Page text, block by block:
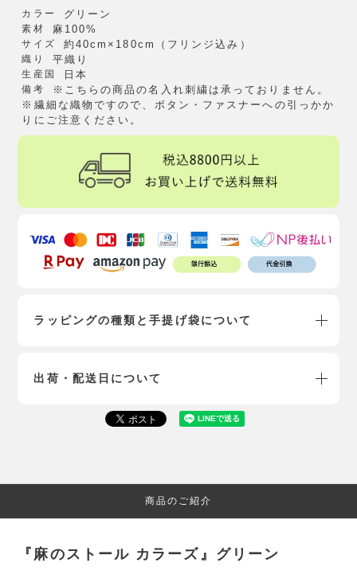
カラー グリーン
素材 麻100%
サイズ 約40cm×180cm（フリンジ込み）
織り 平織り
生産国 日本
備考
※こちらの商品の名入れ刺繍は承っておりません。
※繊細な織物ですので、ボタン・ファスナーへの引っかか
りにご注意ください。
ラッピングの種類と手提げ袋について
出荷・配送日について
商品のご紹介
『麻のストール カラーズ』グリーン